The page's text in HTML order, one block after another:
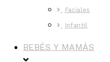
Faciales
Infantil
BEBÉS Y MAMÁS